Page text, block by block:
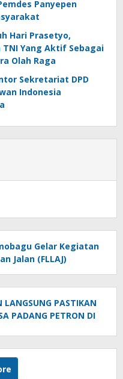
Panyepen
Hari Prasetyo,
Yang Aktif Sebagai
Olah Raga
Sekretariat DPD
Indonesia
Gelar Kegiatan
Jalan (FLLAJ)
LANGSUNG PASTIKAN
PADANG PETRON DI